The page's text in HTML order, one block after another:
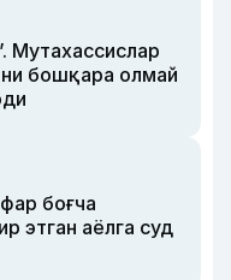
Мутахассислар
бошқара олмай
боғча
этган аёлга суд